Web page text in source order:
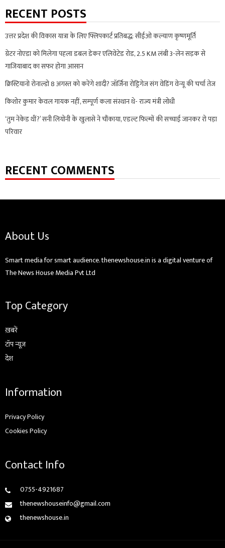
RECENT POSTS
उत्तर प्रदेश की विकास यात्रा के लिए फ्लिपकार्ट प्रतिबद्ध: सीईओ कल्याण कृष्णमूर्ति
ग्रेटर नोएडा को मिलेगा पहला डबल डेकर एलिवेटेड रोड, 2.5 KM लंबी 3-लेन सड़क से
गाजियाबाद का सफर होगा आसान
क्रिस्टियानो रोनाल्डो 8 अगस्त को करेंगे शादी? जॉर्जिना रोड्रिगेज संग वेडिंग वेन्यू की चर्चा तेज
किशोर कुमार केवल गायक नहीं, सम्पूर्ण कला संस्थान थे- राज्य मंत्री लोधी
‘तुम नेकेड थीं?’ सनी लियोनी के खुलासे ने चौंकाया, एडल्ट फिल्मों की सच्चाई जानकर रो पड़ा
परिवार
RECENT COMMENTS
About Us
Smart media for smart audience. thenewshouse.in is a digital venture of
The News House Media Pvt Ltd
Top Category
ख़बरें
टॉप न्यूज़
देश
Information
Privacy Policy
Cookies Policy
Contact Info
0755-4921687
thenewshouseinfo@gmail.com
thenewshouse.in